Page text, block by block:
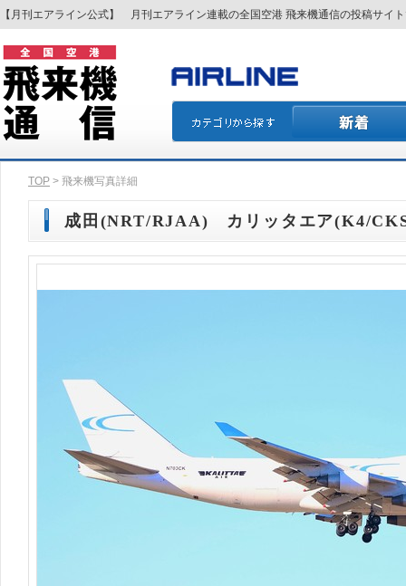
【月刊エアライン公式】 月刊エアライン連載の全国空港 飛来機通信の投稿サイ
TOP > 飛来機写真詳細
成田(NRT/RJAA) カリッタエア(K4/